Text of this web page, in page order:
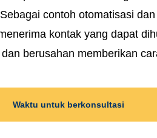
contoh otomatisasi
kontak yang dapat
berusahan memberikan
Waktu untuk berkonsultasi